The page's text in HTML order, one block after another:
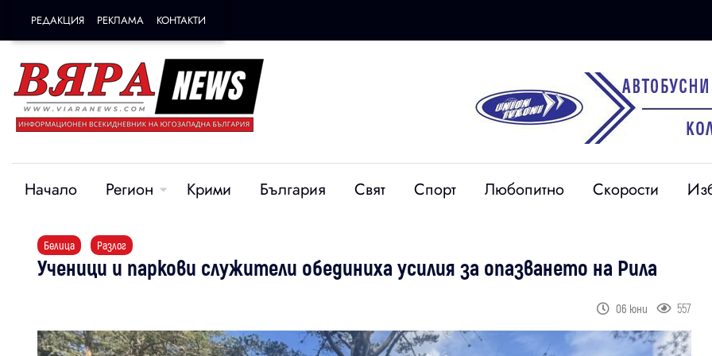
РЕДАКЦИЯ РЕКЛАМА КОНТАКТИ
Начало Регион Крими България Свят Спорт Любопитно Скорости
Белица Разлог
Ученици и паркови служители обединиха усилия за опазването на Рила
06 юни 557